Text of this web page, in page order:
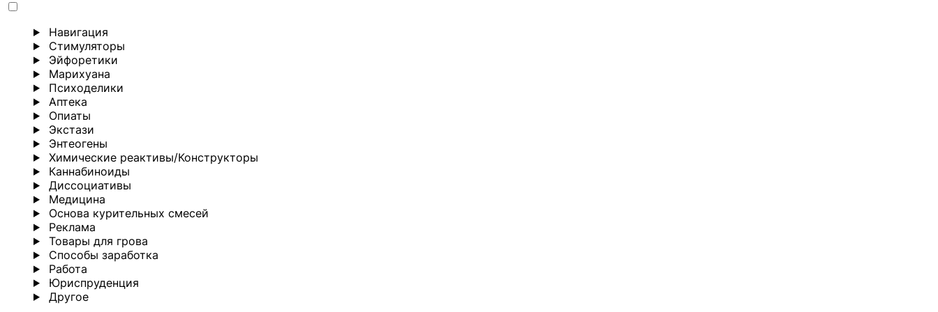
Навигация
Стимуляторы
Эйфоретики
Марихуана
Психоделики
Аптека
Опиаты
Экстази
Энтеогены
Химические реактивы/Конструкторы
Каннабиноиды
Диссоциативы
Медицина
Основа курительных смесей
Реклама
Товары для грова
Способы заработка
Работа
Юриспруденция
Другoе